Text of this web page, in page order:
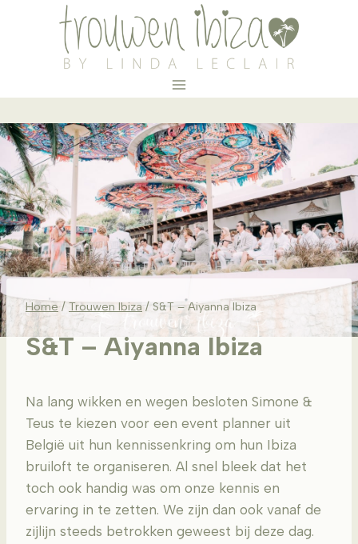
Home / Trouwen Ibiza / S&T – Aiyanna Ibiza
S&T – Aiyanna Ibiza
Na lang wikken en wegen besloten Simone &
Teus te kiezen voor een event planner uit
België uit hun kennissenkring om hun Ibiza
bruiloft te organiseren. Al snel bleek dat het
toch ook handig was om onze kennis en
ervaring in te zetten. We zijn dan ook vanaf de
zijlijn steeds betrokken geweest bij deze dag.